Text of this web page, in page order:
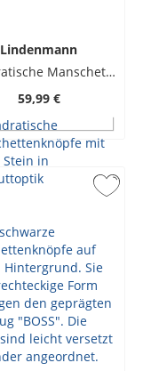
Lindenmann
Quadratische Manschettenknöpfe mit einem Stein in Perlmuttoptik
59,99 €